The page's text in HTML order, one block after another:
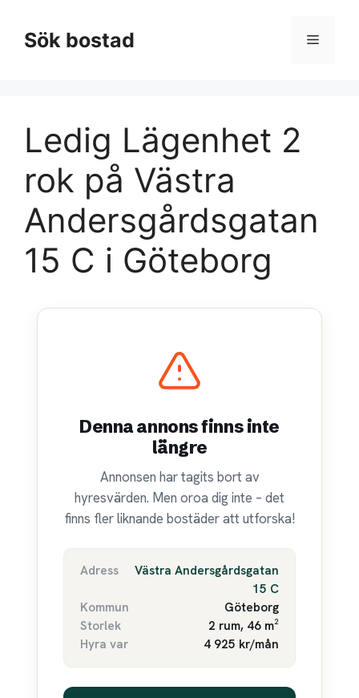
innehållSök bostad Meny
Ledig Lägenhet 2
rok på Västra
Andersgårdsgatan
15 C i Göteborg
Denna annons finns inte
längre
Annonsen har tagits bort av
hyresvärden. Men oroa dig inte – det
finns fler liknande bostäder att utforska!
Adress
Västra Andersgårdsgatan
15 C
Kommun
Göteborg
Storlek
2 rum, 46 m²
Hyra var
4 925 kr/mån